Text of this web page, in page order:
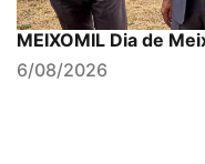
MEIXOMIL Dia de
6/08/2026